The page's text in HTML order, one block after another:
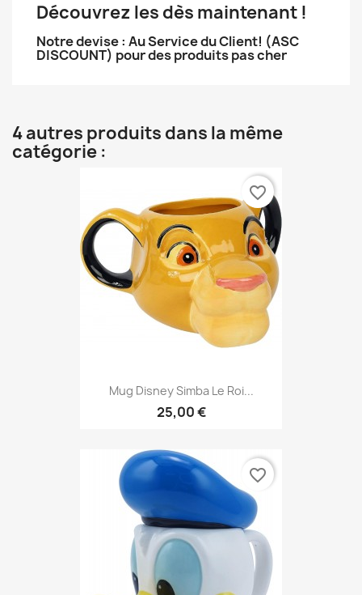
Découvrez les dès maintenant !
Notre devise : Au Service du Client! (ASC
DISCOUNT) pour des produits pas cher
4 autres produits dans la même
catégorie :
Mug Disney Simba Le Roi...
25,00 €
favorite_border
favorite_border